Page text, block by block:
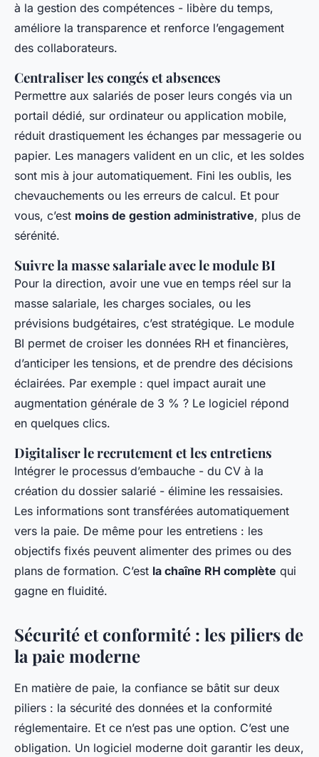
à la gestion des compétences - libère du temps,
améliore la transparence et renforce l’engagement
des collaborateurs.
Centraliser les congés et absences
Permettre aux salariés de poser leurs congés via un
portail dédié, sur ordinateur ou application mobile,
réduit drastiquement les échanges par messagerie ou
papier. Les managers valident en un clic, et les soldes
sont mis à jour automatiquement. Fini les oublis, les
chevauchements ou les erreurs de calcul. Et pour
vous, c’est moins de gestion administrative, plus de
sérénité.
Suivre la masse salariale avec le module BI
Pour la direction, avoir une vue en temps réel sur la
masse salariale, les charges sociales, ou les
prévisions budgétaires, c’est stratégique. Le module
BI permet de croiser les données RH et financières,
d’anticiper les tensions, et de prendre des décisions
éclairées. Par exemple : quel impact aurait une
augmentation générale de 3 % ? Le logiciel répond
en quelques clics.
Digitaliser le recrutement et les entretiens
Intégrer le processus d’embauche - du CV à la
création du dossier salarié - élimine les ressaisies.
Les informations sont transférées automatiquement
vers la paie. De même pour les entretiens : les
objectifs fixés peuvent alimenter des primes ou des
plans de formation. C’est la chaîne RH complète qui
gagne en fluidité.
Sécurité et conformité : les piliers de
la paie moderne
En matière de paie, la confiance se bâtit sur deux
piliers : la sécurité des données et la conformité
réglementaire. Et ce n’est pas une option. C’est une
obligation. Un logiciel moderne doit garantir les deux,